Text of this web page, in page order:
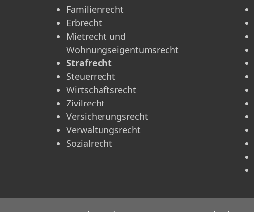
Familienrecht
Erbrecht
Mietrecht und
Wohnungseigentumsrecht
Strafrecht
Steuerrecht
Wirtschaftsrecht
Zivilrecht
Versicherungsrecht
Verwaltungsrecht
Sozialrecht